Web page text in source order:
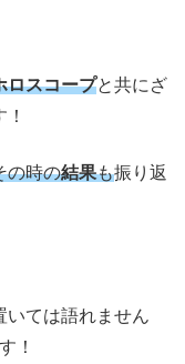
ロスコープと共にざ
の時の結果も振り返
いては語れません
！